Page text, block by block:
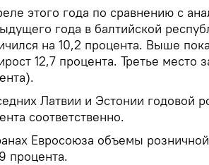
этого года по сравнению с
года в балтийской
на 10,2 процента. Выше
12,7 процента. Третье место
Латвии и Эстонии годовой
соответственно.
Евросоюза объемы
процента.